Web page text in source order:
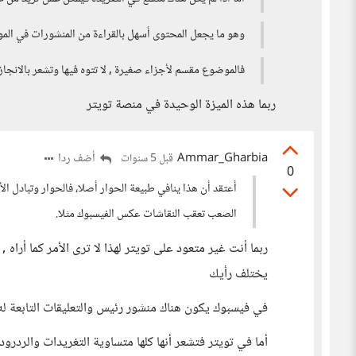
وهو ما يجعل المحتوى أسهل بالقراءة من المنشورات في
فالموضوع مقسم لأجزاء صغيرة , لا تتوه فيها وتشعر
ربما هذه الميزة الوحيدة في منصة تويتر
0
Ammar_Gharbia قبل 5 سنوات
أضف ردا
أعتقد أن هذا ينافي طبيعة الحوار أصلا، فالحوار
الصعب تعقب النقاشات عكس الفيسبوك مثلا.
ربما أنت غير متعود على تويتر لهذا لا ترى الأمر كما
يختلف رأيك
في فيسبوك يكون هناك منشور رئيس والتعليقات
أما في تويتر فتشعر أنها كلها متساوية التغريدات